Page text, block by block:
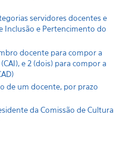
servidores docentes e
Inclusão e Pertencimento do
docente para compor a
e 2 (dois) para compor a
de um docente, por prazo
da Comissão de Cultura